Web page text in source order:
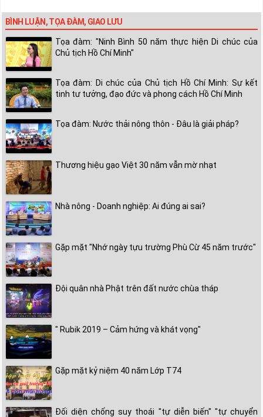
BÌNH LUẬN, TỌA ĐÀM, GIAO LƯU
Tọa đàm: "Ninh Bình 50 năm thực hiện Di chúc của
Chủ tịch Hồ Chí Minh"
Tọa đàm: Di chúc của Chủ tịch Hồ Chí Minh: Sự kết
tinh tư tưởng, đạo đức và phong cách Hồ Chí Minh
Tọa đàm: Nước thải nông thôn - Đâu là giải pháp?
Thương hiệu gạo Việt 30 năm vẫn mờ nhạt
Nhà nông - Doanh nghiệp: Ai đúng ai sai?
Gặp mặt "Nhớ ngày tựu trường Phù Cừ 45 năm trước"
Đội quân nhà Phật trên đất nước chùa tháp
" Rubik 2019 – Cảm hứng và khát vọng"
Gặp mặt kỷ niệm 40 năm Lớp T74
Đối diện chống suy thoái "tự diễn biến" "tự chuyển